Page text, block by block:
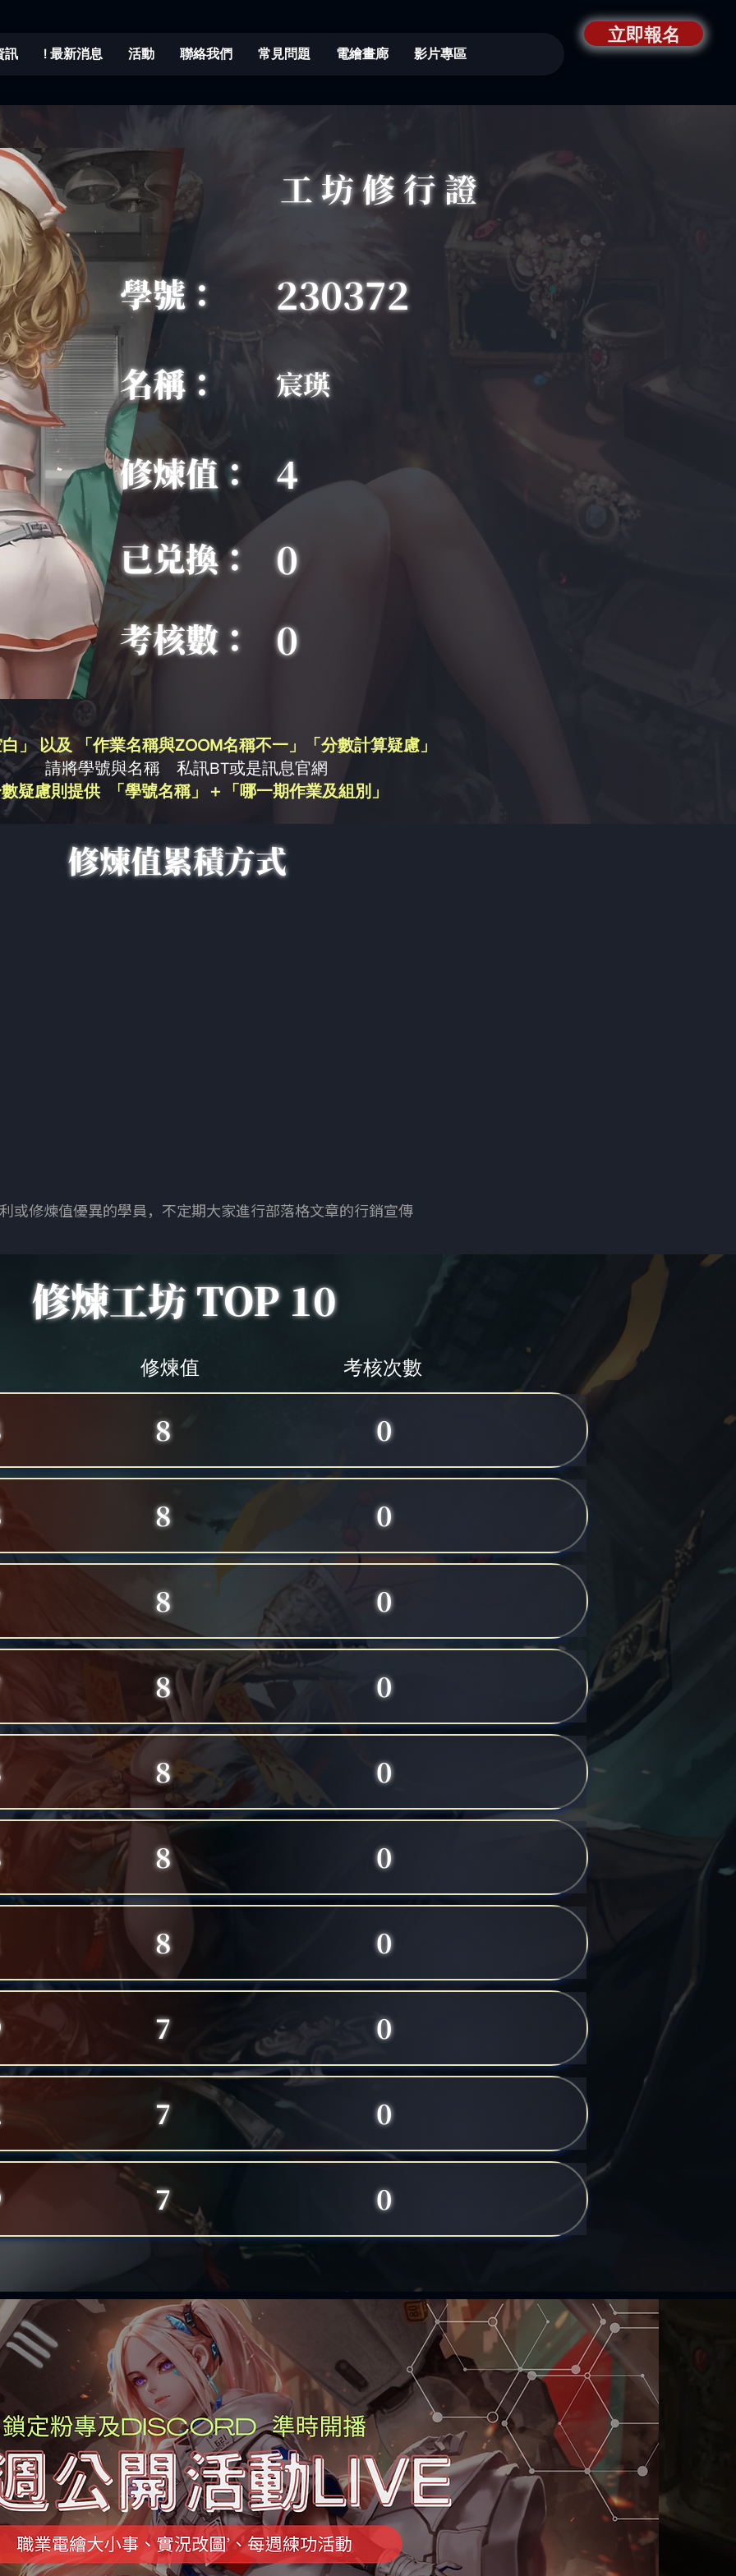
訊 ! 最新消息 活動 聯絡我們 常見問題 電繪畫廊 影片專區
立即報名
學號： 230372
名稱： 宸瑛
修煉值： 4
已兑換： 0
考核數： 0
工坊修行證
」 以及 「作業名稱與ZOOM名稱不一」「分數計算疑慮」
請將學號與名稱 私訊BT或是訊息官網
疑慮則提供 「學號名稱」＋「哪一期作業及組別」
修煉值累積方式
或修煉值優異的學員，不定期大家進行部落格文章的行銷宣傳
修煉工坊 TOP 10
修煉值 考核次數
8 0
8 0
8 0
8 0
8 0
8 0
8 0
7 0
7 0
7 0